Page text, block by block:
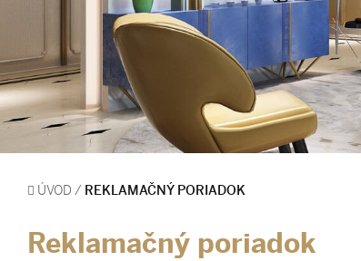
ÚVOD / REKLAMAČNÝ PORIADOK
Reklamačný poriadok